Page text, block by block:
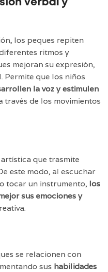
verbal y
los peques repiten
ritmos y
mejoran su expresión,
que los niños
la voz y estimulen
través de los movimientos
que trasmite
este modo, al escuchar
tocar un instrumento, los
sus emociones y
se relacionen con
sus habilidades